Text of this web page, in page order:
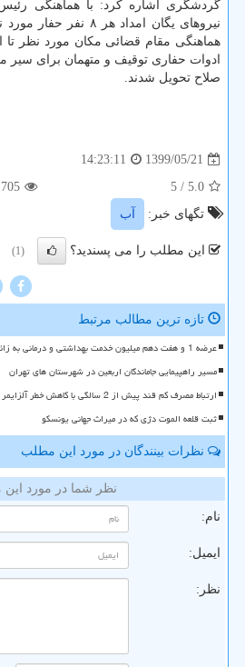
گردشگری اشاره کرد: با هماهنگی
نیروهای یگان امداد هر
هماهنگی مقام قضائی مکان مورد نظر تا
ادوات حفاری توقیف و متهمان برای سیر
صلاح تحویل شدند.
1399/05/21
14:23:11
5.0
/ 5
تگهای خبر:
آب
این مطلب را می پسندید؟ (1)
تازه ترین مطالب مرتبط
عرضه 1 و هفت دهم میلیون خدمت بهداشتی و درمانی به زائرین اربعین
مسیر راهپیمایی جاماندگان اربعین در شهرستان های تهران
ارتباط مصرف کم قند پیش از 2 سالگی با کاهش خطر آلزایمر
ثبت قلعه الموت دژی که در میراث جهانی یونسکو
نظرات بینندگان در مورد این مطلب
نظر شما در مورد
نام:
ایمیل:
نظر: